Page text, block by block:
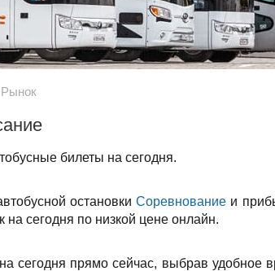
билеты на сегодня.
остановкиСоревнование и
сегодня по низкой цене онлайн.
сегодня прямо сейчас, выбрав удобное